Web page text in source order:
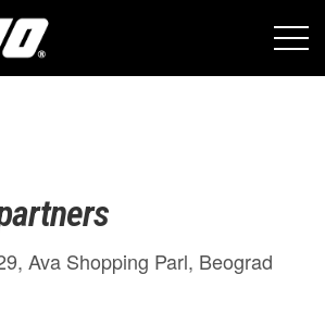
Ava Shopping Parl, Beograd